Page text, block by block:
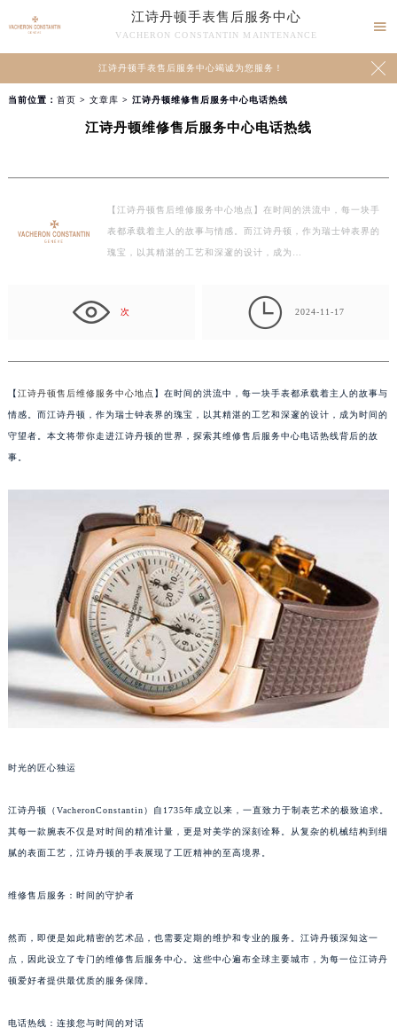
江诗丹顿手表售后服务中心
VACHERON CONSTANTIN MAINTENANCE

江诗丹顿手表售后服务中心竭诚为您服务！ 
当前位置： 首页 > 文章库 > 江诗丹顿维修售后服务中心电话热线
江诗丹顿维修售后服务中心电话热线
【江诗丹顿售后维修服务中心地点】在时间的洪流中，每一块手
表都承载着主人的故事与情感。而江诗丹顿，作为瑞士钟表界的
瑰宝，以其精湛的工艺和深邃的设计，成为…
次  2024-11-17
【江诗丹顿售后维修服务中心地点 】在时间的洪流中，每一块手表都承载着主人的故事与
情感。而江诗丹顿，作为瑞士钟表界的瑰宝，以其精湛的工艺和深邃的设计，成为时间的
守望者。本文将带你走进江诗丹顿的世界，探索其维修售后服务中心电话热线背后的故
事。
时光的匠心独运
江诗丹顿（VacheronConstantin）自1735年成立以来，一直致力于制表艺术的极致追求。
其每一款腕表不仅是对时间的精准计量，更是对美学的深刻诠释。从复杂的机械结构到细
腻的表面工艺，江诗丹顿的手表展现了工匠精神的至高境界。
维修售后服务：时间的守护者
然而，即便是如此精密的艺术品，也需要定期的维护和专业的服务。江诗丹顿深知这一
点，因此设立了专门的维修售后服务中心。这些中心遍布全球主要城市，为每一位江诗丹
顿爱好者提供最优质的服务保障。
电话热线：连接您与时间的对话